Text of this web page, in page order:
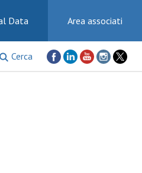
Data Area associati
Cerca